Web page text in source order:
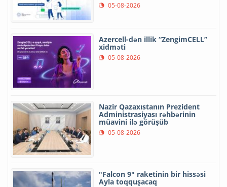
05-08-2026
Azercell-dən illik “ZengimCELL”
xidməti
05-08-2026
Nazir Qazaxıstanın Prezident
Administrasiyası rəhbərinin
müavini ilə görüşüb
05-08-2026
"Falcon 9" raketinin bir hissəsi
Ayla toqquşacaq